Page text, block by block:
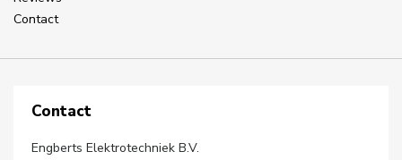
Contact
Contact
Engberts Elektrotechniek B.V.